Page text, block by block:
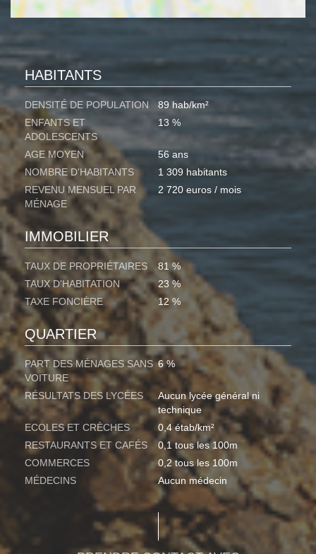
HABITANTS
DENSITÉ DE POPULATION
89 hab/km²
ENFANTS ET
ADOLESCENTS
13 %
AGE MOYEN
56 ans
NOMBRE D'HABITANTS
1 309 habitants
REVENU MENSUEL PAR
MÉNAGE
2 720 euros / mois
IMMOBILIER
TAUX DE PROPRIÉTAIRES
81 %
TAUX D'HABITATION
23 %
TAXE FONCIÈRE
12 %
QUARTIER
PART DES MÉNAGES SANS
VOITURE
6 %
RÉSULTATS DES LYCÉES
Aucun lycée général ni
technique
ECOLES ET CRÈCHES
0,4 étab/km²
RESTAURANTS ET CAFÉS
0,1 tous les 100m
COMMERCES
0,2 tous les 100m
MÉDECINS
Aucun médecin